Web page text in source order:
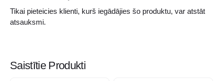
Tikai pieteicies klienti, kurš iegādājies šo produktu, var atstāt
atsauksmi.
Saistītie Produkti